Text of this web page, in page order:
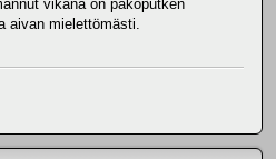
vikana on pakoputken
aivan mielettömästi.